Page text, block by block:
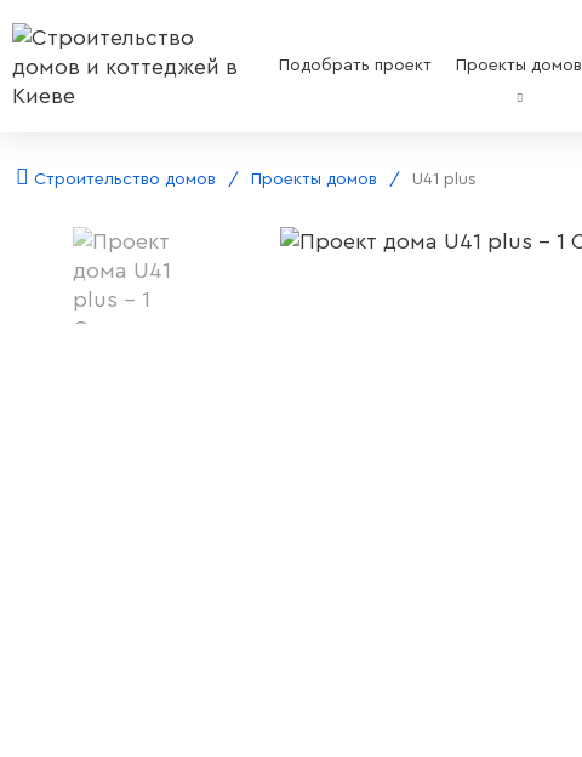
Подобрать проект Проекты домов
Строительство домов Проекты домов U41 plus